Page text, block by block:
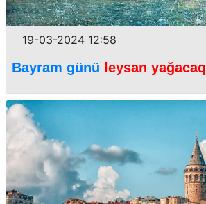
19-03-2024 12:58
Bayram günü leysan yağacaq